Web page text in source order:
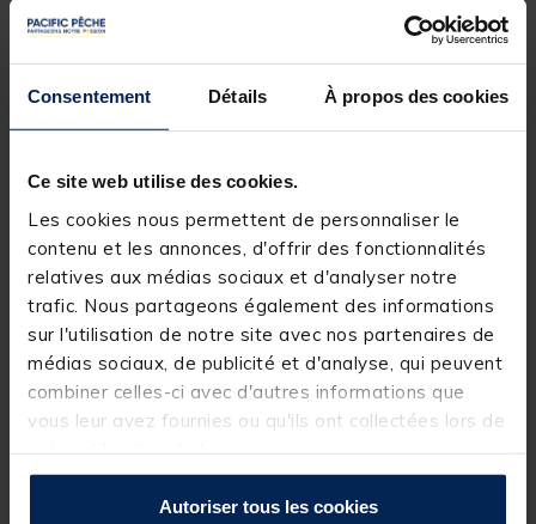
Consentement Détails À propos des cookies
Ce site web utilise des cookies.
Les cookies nous permettent de personnaliser le
contenu et les annonces, d'offrir des fonctionnalités
relatives aux médias sociaux et d'analyser notre
trafic. Nous partageons également des informations
sur l'utilisation de notre site avec nos partenaires de
médias sociaux, de publicité et d'analyse, qui peuvent
combiner celles-ci avec d'autres informations que
vous leur avez fournies ou qu'ils ont collectées lors de
Autoriser tous les cookies
La recette
est la révélation en matière
de bouillette.
Cetappât pour la pêche de la carpeà été mis au
point par lecarpiste
plus de carpes de plus de 40 livres.
Une formule nutritive exceptionnelle est efficace
toute l'année et dans toutes les eaux.
THE SOURCE BOILIE 20MM
La "the source" est la bouillette"best seller" de
dynamite baits.
Cette bouillette à haute teneur en protéine
représente une source alimentaire équilibrée idéale
appât pour la pêche de la carpes'avère irrésistible